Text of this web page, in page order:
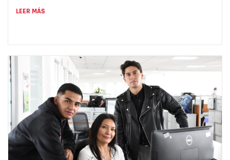
LEER MÁS